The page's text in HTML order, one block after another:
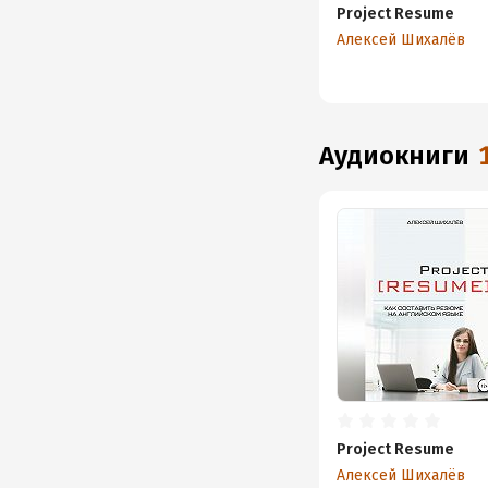
Project Resume
Алексей Шихалёв
аудиокниги
Project Resume
Алексей Шихалёв